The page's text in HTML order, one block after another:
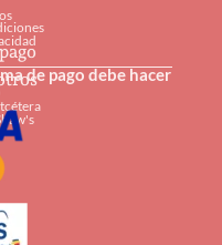
de pago debe hacer